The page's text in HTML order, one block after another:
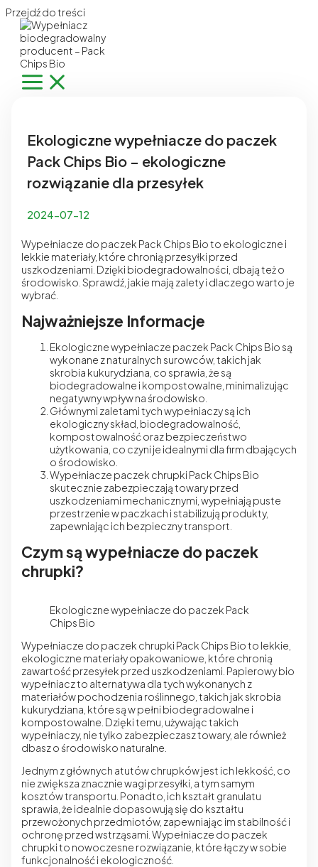
Przejdź do treści
Ekologiczne wypełniacze do paczek
Pack Chips Bio – ekologiczne
rozwiązanie dla przesyłek
2024-07-12
Wypełniacze do paczek Pack Chips Bio to ekologiczne i
lekkie materiały, które chronią przesyłki przed
uszkodzeniami. Dzięki biodegradowalności, dbają też o
środowisko. Sprawdź, jakie mają zalety i dlaczego warto je
wybrać.
Najważniejsze Informacje
Ekologiczne wypełniacze paczek Pack Chips Bio są
wykonane z naturalnych surowców, takich jak
skrobia kukurydziana, co sprawia, że są
biodegradowalne i kompostowalne, minimalizując
negatywny wpływ na środowisko.
Głównymi zaletami tych wypełniaczy są ich
ekologiczny skład, biodegradowalność,
kompostowalność oraz bezpieczeństwo
użytkowania, co czyni je idealnymi dla firm dbających
o środowisko.
Wypełniacze paczek chrupki Pack Chips Bio
skutecznie zabezpieczają towary przed
uszkodzeniami mechanicznymi, wypełniają puste
przestrzenie w paczkach i stabilizują produkty,
zapewniając ich bezpieczny transport.
Czym są wypełniacze do paczek
chrupki?
Ekologiczne wypełniacze do paczek Pack
Chips Bio
Wypełniacze do paczek chrupki Pack Chips Bio to lekkie
ekologiczne materiały opakowaniowe, które chronią
zawartość przesyłek przed uszkodzeniami. Papierowy bio
wypełniacz to alternatywa dla tych wykonanych z
materiałów pochodzenia roślinnego, takich jak skrobia
kukurydziana, które są w pełni biodegradowalne i
kompostowalne. Dzięki temu, używając takich
wypełniaczy, nie tylko zabezpieczasz towary, ale również
dbasz o środowisko naturalne.
Jednym z głównych atutów chrupków jest ich lekkość, co
nie zwiększa znacznie wagi przesyłki, a tym samym
kosztów transportu. Ponadto, ich kształt granulatu
sprawia, że idealnie dopasowują się do kształtu
przewożonych przedmiotów, zapewniając im stabilność i
ochronę przed wstrząsami. Wypełniacze do paczek
chrupki to nowoczesne rozwiązanie, które łączy w sobie
funkcjonalność i ekologiczność.